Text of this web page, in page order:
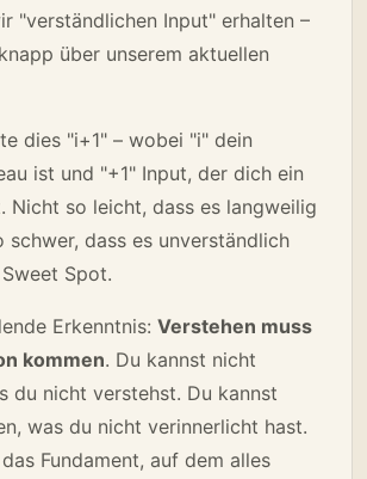
"verständlichen Input" erhalten –
über unserem aktuellen
dies "i+1" – wobei "i" dein
ist und "+1" Input, der dich ein
Nicht so leicht, dass es langweilig
schwer, dass es unverständlich
Spot.
Erkenntnis: Verstehen muss
kommen. Du kannst nicht
du nicht verstehst. Du kannst
was du nicht verinnerlicht hast.
Fundament, auf dem alles